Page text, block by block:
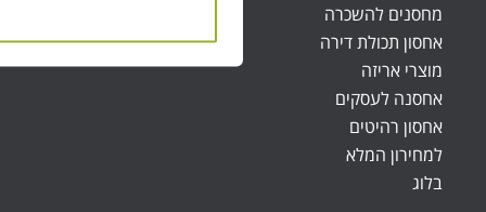
מחסנים להשכרה
אחסון תכולת דירה
מוצרי אריזה
אחסנה לעסקים
אחסון רהיטים
למחירון המלא
בלוג